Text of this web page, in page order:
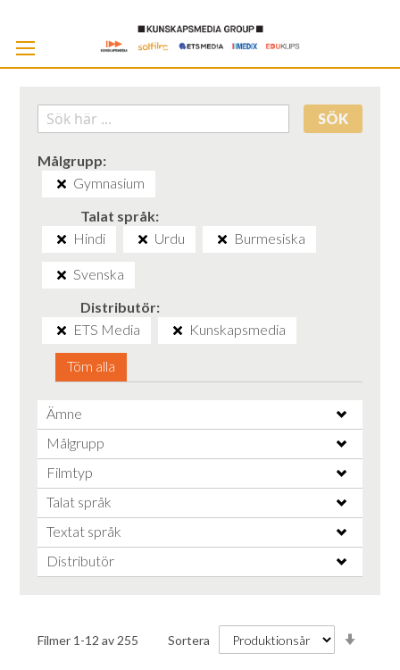
SÖK
Målgrupp
Gymnasium
Talat språk
Hindi
Urdu Burmesiska
Svenska
Distributör
ETS Media
Kunskapsmedia
Töm alla
Ämne
Målgrupp
Filmtyp
Talat språk
Textat språk
Distributör
Filmer 1 -12 av 255 Sortera